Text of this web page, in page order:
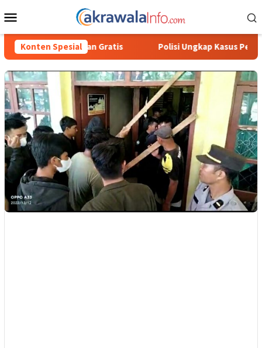
ke
Mobile
Konten Spesial
Polisi Ungkap Kasus Penyalahgunaan BBM Solar